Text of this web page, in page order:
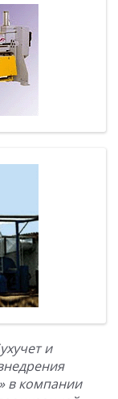
и
в компании